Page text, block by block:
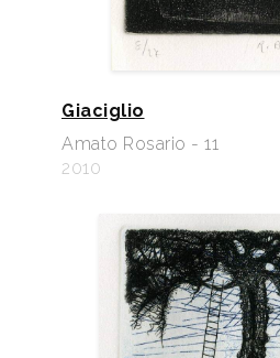
Giaciglio
Amato Rosario - 11
2010